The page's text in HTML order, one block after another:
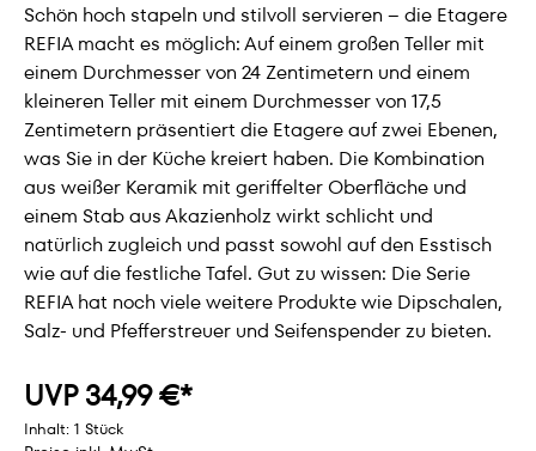
Schön hoch stapeln und stilvoll servieren – die Etagere
REFIA macht es möglich: Auf einem großen Teller mit
einem Durchmesser von 24 Zentimetern und einem
kleineren Teller mit einem Durchmesser von 17,5
Zentimetern präsentiert die Etagere auf zwei Ebenen,
was Sie in der Küche kreiert haben. Die Kombination
aus weißer Keramik mit geriffelter Oberfläche und
einem Stab aus Akazienholz wirkt schlicht und
natürlich zugleich und passt sowohl auf den Esstisch
wie auf die festliche Tafel. Gut zu wissen: Die Serie
REFIA hat noch viele weitere Produkte wie Dipschalen,
Salz- und Pfefferstreuer und Seifenspender zu bieten.
UVP 34,99 €*
Inhalt: 1 Stück